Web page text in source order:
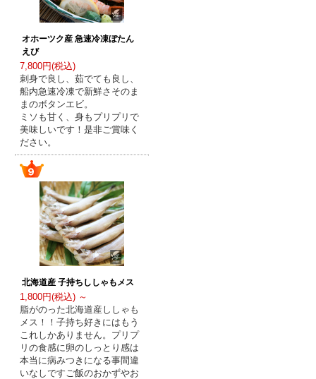
オホーツク産 急速冷凍ぼたん
えび
7,800円(税込)
刺身で良し、茹でても良し、
船内急速冷凍で新鮮さそのま
まのボタンエビ。
ミソも甘く、身もプリプリで
美味しいです！是非ご賞味く
ださい。
北海道産 子持ちししゃもメス
1,800円(税込) ～
脂がのった北海道産ししゃも
メス！！子持ち好きにはもう
これしかありません。プリプ
リの食感に卵のしっとり感は
本当に病みつきになる事間違
いなしですご飯のおかずやお